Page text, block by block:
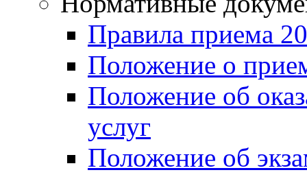
Правила приема
Положение о
Положение об
услуг
Положение об